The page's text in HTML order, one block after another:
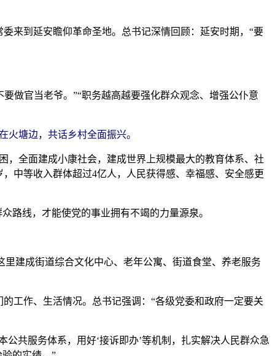
来到延安瞻仰革命圣地。总书记深情回顾：延安时期，“要
做官当老爷。”“职务越高越要强化群众观念、增强公仆意
塘边，共话乡村全面振兴。
，全面建成小康社会，建成世界上规模最大的教育体系、社
中等收入群体超过4亿人，人民获得感、幸福感、安全感更
路线，才能使党的事业拥有不竭的力量源泉。
建成街道综合文化中心、老年公寓、街道食堂、养老服务
工作、生活情况。总书记强调：“各级党委和政府一定要关
共服务体系，用好‘接诉即办’等机制，扎实解决人民群众急